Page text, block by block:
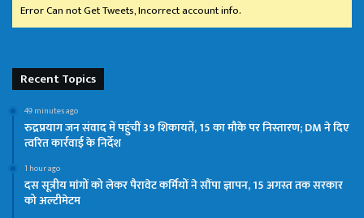
Error Can not Get Tweets, Incorrect account info.
Recent Topics
49 minutes ago
रुद्रप्रयाग जन संवाद में पहुंचीं 39 शिकायतें, 15 का मौके पर निस्तारण; DM ने दिए
त्वरित कार्रवाई के निर्देश
1 hour ago
दस सूत्रीय मांगों को लेकर पैरावेट कर्मियों ने सौंपा ज्ञापन, 15 अगस्त तक सरकार
को अल्टीमेटम